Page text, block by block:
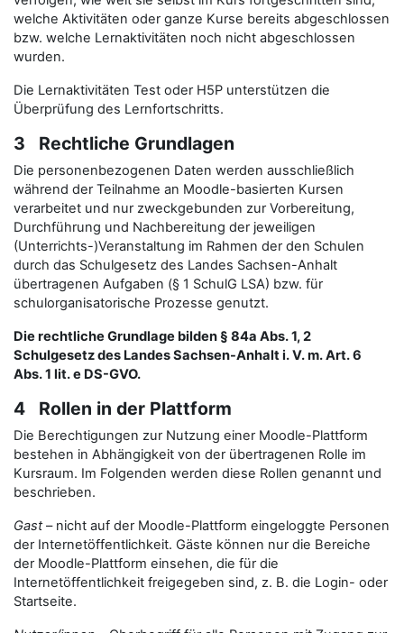
welche Aktivitäten oder ganze Kurse bereits abgeschlossen
bzw. welche Lernaktivitäten noch nicht abgeschlossen
wurden.
Die Lernaktivitäten Test oder H5P unterstützen die
Überprüfung des Lernfortschritts.
3 Rechtliche Grundlagen
Die personenbezogenen Daten werden ausschließlich
während der Teilnahme an Moodle-basierten Kursen
verarbeitet und nur zweckgebunden zur Vorbereitung,
Durchführung und Nachbereitung der jeweiligen
(Unterrichts-)Veranstaltung im Rahmen der den Schulen
durch das Schulgesetz des Landes Sachsen-Anhalt
übertragenen Aufgaben (§ 1 SchulG LSA) bzw. für
schulorganisatorische Prozesse genutzt.
Die rechtliche Grundlage bilden § 84a Abs. 1, 2
Schulgesetz des Landes Sachsen-Anhalt i. V. m. Art. 6
Abs. 1 lit. e DS-GVO.
4 Rollen in der Plattform
Die Berechtigungen zur Nutzung einer Moodle-Plattform
bestehen in Abhängigkeit von der übertragenen Rolle im
Kursraum. Im Folgenden werden diese Rollen genannt und
beschrieben.
Gast– nicht auf der Moodle-Plattform eingeloggte Personen
der Internetöffentlichkeit. Gäste können nur die Bereiche
der Moodle-Plattform einsehen, die für die
Internetöffentlichkeit freigegeben sind, z. B. die Login- oder
Startseite.